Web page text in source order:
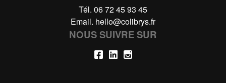
Tél. 06 72 45 93 45
Email. hello@colibrys.fr
NOUS SUIVRE SUR